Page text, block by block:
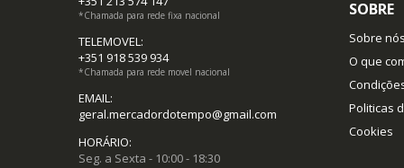
*Chamada para rede fixa nacional
TELEMOVEL:
+351 918 539 934
*Chamada para rede movel nacional
EMAIL:
geral.mercadordotempo@gmail.com
HORÁRIO:
Seg. a Sexta - 10:00 - 18:30
SOBRE
Sobre nós
O que
Politicas
Cookies